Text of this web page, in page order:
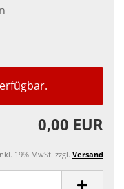
0,00 EUR
19% MwSt. zzgl. Versand